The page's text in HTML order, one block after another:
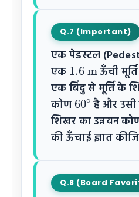
Q.7 (Important)
एक पेडस्टल
एक
1.6m
ऊँची
एक बिंदु से मूर्ति के
कोण
60∘
है और
शिखर का उन्नयन
की ऊँचाई ज्ञात
Q.8 (Board